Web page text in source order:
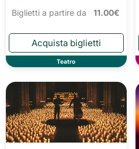
Biglietti a partire da 11.00€
Teatro